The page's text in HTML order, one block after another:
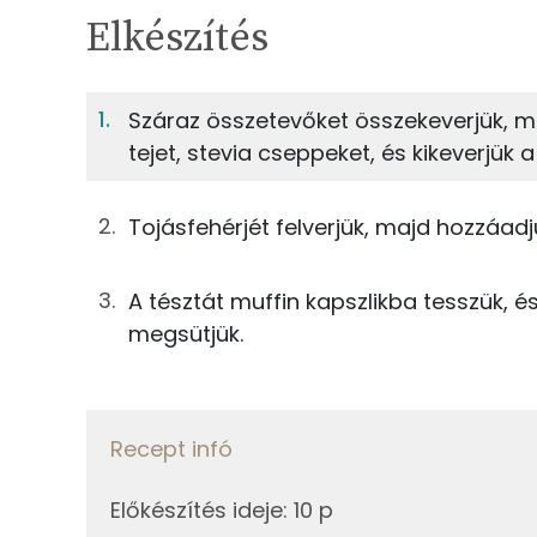
20g kókuszreszelék
10gmandulaliszt
13gxilit
28g tojás
8g
olívaolaj
TÁPANYAGTARTALOM
14%
32%
Szénhidrát
Foszfor
Szelén
Elkészítés
Száraz összetevőket összekeverjük,
tejet, stevia cseppeket, és kikeverjük
Tojásfehérjét felverjük, majd
A tésztát muffin kapszlikba tesszük,
megsütjük.
Recept infó
Előkészítés ideje: 10 p